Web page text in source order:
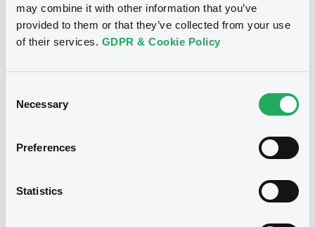
may combine it with other information that you’ve
provided to them or that they’ve collected from your use
of their services. GDPR & Cookie Policy
Selection
Necessary
Preferences
Statistics
이에 대해 룩셈부르크 증권거래소 줄리 베커 (Julie Becker) CEO는
“대한민국 금융당국으로부터 룩셈부르크 증권거래소가 '해외주요시
장'으로 지정되어 영광입니다. 이는 룩셈부르크 증권거래소의 글로벌
룩셈부르크 증권거래소는 기존에 한국 정부·국제기구·기관(SSA) 발행
래소에 상장된 기업(주권상장법인에 한하고, 이하 동일)으로 확대할 예
정이다. 한국거래소는 1956년에 설립된 대한증권거래소에 기원을 둔,